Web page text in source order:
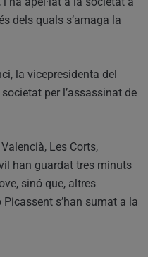
dels quals s’amaga la
la vicepresidenta del
per l’assassinat de
Les Corts,
han guardat tres minuts
sinó que, altres
s’han sumat a la